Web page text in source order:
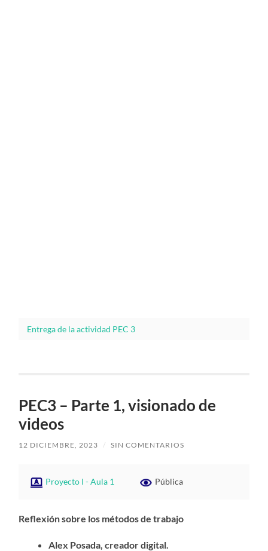
Entrega de la actividad PEC 3
PEC3 – Parte 1, visionado de
videos
12 DICIEMBRE, 2023 / SIN COMENTARIOS
Proyecto I - Aula 1 Pública
Reflexión sobre los métodos de trabajo
Alex Posada, creador digital.